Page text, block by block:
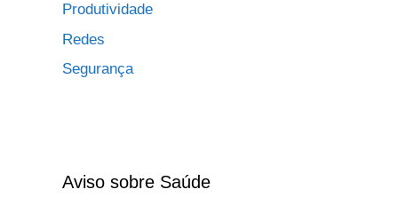
Produtividade
Redes
Segurança
Aviso sobre Saúde